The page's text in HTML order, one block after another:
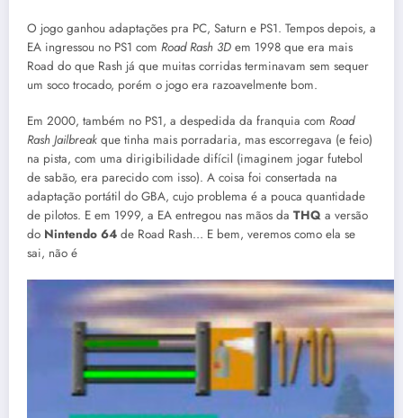
O jogo ganhou adaptações pra PC, Saturn e PS1. Tempos depois, a
EA ingressou no PS1 com Road Rash 3D em 1998 que era mais
Road do que Rash já que muitas corridas terminavam sem sequer
um soco trocado, porém o jogo era razoavelmente bom.
Em 2000, também no PS1, a despedida da franquia com Road
Rash Jailbreak que tinha mais porradaria, mas escorregava (e feio)
na pista, com uma dirigibilidade difícil (imaginem jogar futebol
de sabão, era parecido com isso). A coisa foi consertada na
adaptação portátil do GBA, cujo problema é a pouca quantidade
de pilotos. E em 1999, a EA entregou nas mãos da THQ a versão
do Nintendo 64 de Road Rash… E bem, veremos como ela se
sai, não é